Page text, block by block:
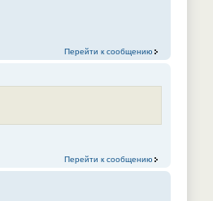
Перейти к сообщению
Перейти к сообщению